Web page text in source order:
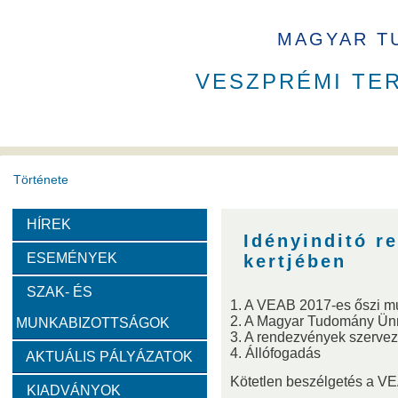
MAGYAR
VESZPRÉMI
Története
A VEAB története
Díjak
Emlékérem Év Kutatója VEAB Kiemelkedő Ifjú
Szervezeti felépítése
HÍREK
ESEMÉNYEK
SZAK- ÉS
MUNKABIZOTTSÁGOK
AKTUÁLIS PÁLYÁZATOK
KIADVÁNYOK
Idényinditó
kertjében
1. A VEAB 2017-es őszi
2. A Magyar Tudomány
3. A rendezvények
4. Állófogadás
Kötetlen beszélgetés a